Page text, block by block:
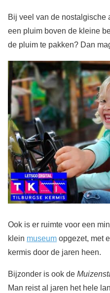
Bij veel van de nostalgische
een pluim boven de kleine
de pluim te pakken? Dan
Ook is er ruimte voor een
klein museum opgezet, met
kermis door de jaren heen.
Bijzonder is ook de
Man reist al jaren het hele